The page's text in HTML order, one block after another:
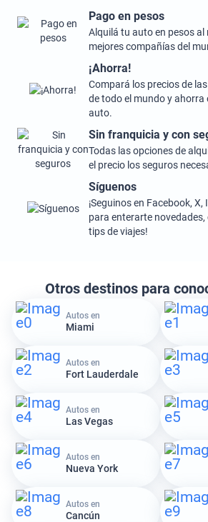
Pago en pesos
Alquilá tu auto en pesos al
mejores compañías del
¡Ahorra!
Compará los precios de
de todo el mundo y ahorra
auto.
Sin franquicia y con
Todas las opciones de
el precio los seguros
Síguenos
¡Seguinos en Facebook,
para enterarte
tips de viajes!
Otros destinos para
Autos en
Miami
Autos en
Fort Lauderdale
Autos en
Las Vegas
Autos en
Nueva York
Autos en
Cancún